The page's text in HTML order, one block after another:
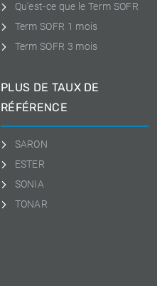
Qu'est-ce que le Term SOFR
Term SOFR 1 mois
Term SOFR 3 mois
PLUS DE TAUX DE
RÉFÉRENCE
SARON
ESTER
SONIA
TONAR